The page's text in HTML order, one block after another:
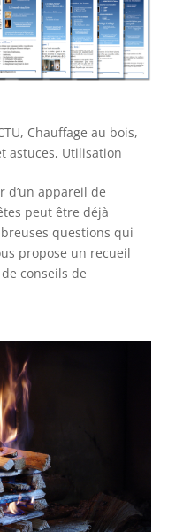
, Chauffage au bois,
astuces, Utilisation
d’un appareil de
peut être déjà
questions qui
propose un recueil
conseils de